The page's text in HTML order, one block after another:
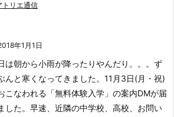
トリエ通信
年1月1日
は朝から小雨が降ったりやんだり。。。 ず
んと寒くなってきました。 11月3日(月・祝)
こなわれる「無料体験入学」の案内DMが届
した。早速、近隣の中学校、高校、お問い